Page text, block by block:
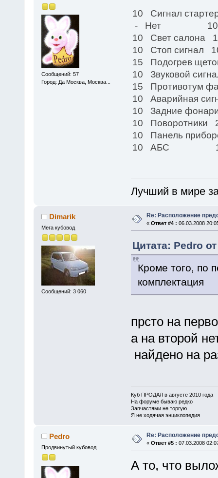
Сообщений: 57
Город: Да Москва, Москва...
10 Сигнал
- Нет 10
10 Свет салона
10 Стоп сигнал
15 Подогрев
10 Звуковой
15 Противотум
10 Аварийная
10 Задние
10 Поворотники
10 Панель
10 АБС 15
Лучший в мире
Dimarik
Мега кубовод
Сообщений: 3 060
Re: Расположение
« Ответ #4 : 06.03.2008
Цитата: Pedro
Кроме того, по
комплектация
прсто на
а на второй
найдено на
Куб ПРОДАЛ в августе 2010 года
На форуме бываю редко
Запчастями не торгую
Я не ходячая энциклопедия
Pedro
Продвинутый кубовод
Re: Расположение
« Ответ #5 : 07.03.2008
А то, что